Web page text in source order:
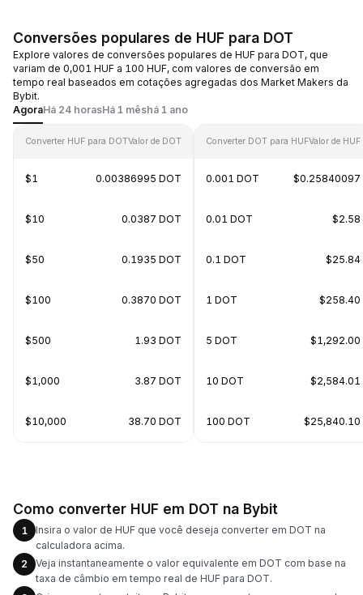
Conversões populares de HUF para DOT
Explore valores de conversões populares de HUF para DOT, que
variam de 0,001 HUF a 100 HUF, com valores de conversão em
tempo real baseados em cotações agregadas dos Market Makers da
Bybit.
AgoraHá 24 horasHá 1 mêshá 1 ano
Converter HUF para DOTValor de DOT
$1 0.00386995 DOT
$10 0.0387 DOT
$50 0.1935 DOT
$100 0.3870 DOT
$500 1.93 DOT
$1,000 3.87 DOT
$10,000 38.70 DOT
Converter DOT para HUFValor de HUF
0.001 DOT $0.25840097
0.01 DOT $2.58
0.1 DOT $25.84
1 DOT $258.40
5 DOT $1,292.00
10 DOT $2,584.01
100 DOT $25,840.10
Como converter HUF em DOT na Bybit
1
Insira o valor de HUF que você deseja converter em DOT na
calculadora acima.
2
Veja instantaneamente o valor equivalente em DOT com base na
taxa de câmbio em tempo real de HUF para DOT.